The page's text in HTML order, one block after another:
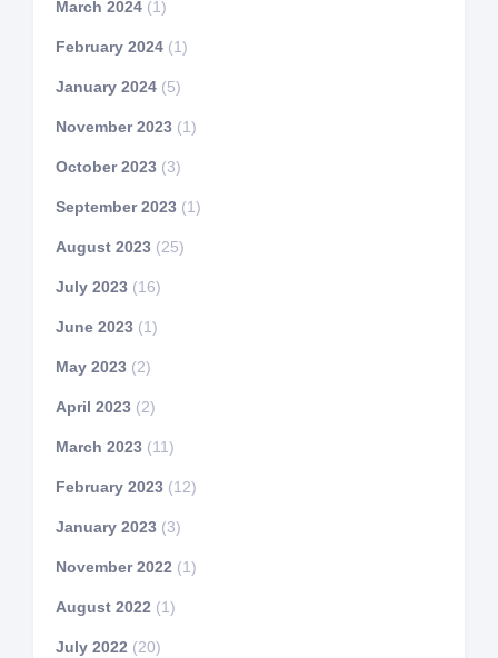
March 2024 (1)
February 2024 (1)
January 2024 (5)
November 2023 (1)
October 2023 (3)
September 2023 (1)
August 2023 (25)
July 2023 (16)
June 2023 (1)
May 2023 (2)
April 2023 (2)
March 2023 (11)
February 2023 (12)
January 2023 (3)
November 2022 (1)
August 2022 (1)
July 2022 (20)